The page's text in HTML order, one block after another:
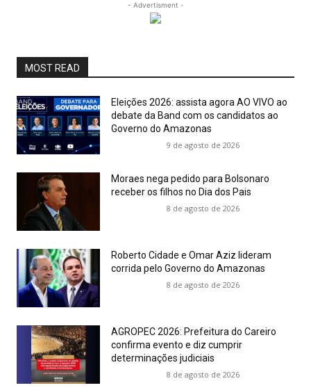
- Advertisment -
MOST READ
Eleições 2026: assista agora AO VIVO ao
debate da Band com os candidatos ao
Governo do Amazonas
9 de agosto de 2026
Moraes nega pedido para Bolsonaro
receber os filhos no Dia dos Pais
8 de agosto de 2026
Roberto Cidade e Omar Aziz lideram
corrida pelo Governo do Amazonas
8 de agosto de 2026
AGROPEC 2026: Prefeitura do Careiro
confirma evento e diz cumprir
determinações judiciais
8 de agosto de 2026